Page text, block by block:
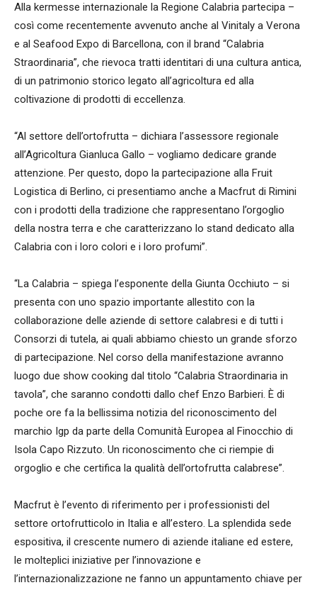
Alla kermesse internazionale la Regione Calabria partecipa –
così come recentemente avvenuto anche al Vinitaly a Verona
e al Seafood Expo di Barcellona, con il brand “Calabria
Straordinaria”, che rievoca tratti identitari di una cultura antica,
di un patrimonio storico legato all’agricoltura ed alla
coltivazione di prodotti di eccellenza.
“Al settore dell’ortofrutta – dichiara l’assessore regionale
all’Agricoltura Gianluca Gallo – vogliamo dedicare grande
attenzione. Per questo, dopo la partecipazione alla Fruit
Logistica di Berlino, ci presentiamo anche a Macfrut di Rimini
con i prodotti della tradizione che rappresentano l’orgoglio
della nostra terra e che caratterizzano lo stand dedicato alla
Calabria con i loro colori e i loro profumi”.
“La Calabria – spiega l’esponente della Giunta Occhiuto – si
presenta con uno spazio importante allestito con la
collaborazione delle aziende di settore calabresi e di tutti i
Consorzi di tutela, ai quali abbiamo chiesto un grande sforzo
di partecipazione. Nel corso della manifestazione avranno
luogo due show cooking dal titolo “Calabria Straordinaria in
tavola”, che saranno condotti dallo chef Enzo Barbieri. È di
poche ore fa la bellissima notizia del riconoscimento del
marchio Igp da parte della Comunità Europea al Finocchio di
Isola Capo Rizzuto. Un riconoscimento che ci riempie di
orgoglio e che certifica la qualità dell’ortofrutta calabrese”.
Macfrut è l’evento di riferimento per i professionisti del
settore ortofrutticolo in Italia e all’estero. La splendida sede
espositiva, il crescente numero di aziende italiane ed estere,
le molteplici iniziative per l’innovazione e
l’internazionalizzazione ne fanno un appuntamento chiave per